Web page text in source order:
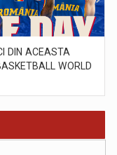
DIN ACEASTA
WORLD